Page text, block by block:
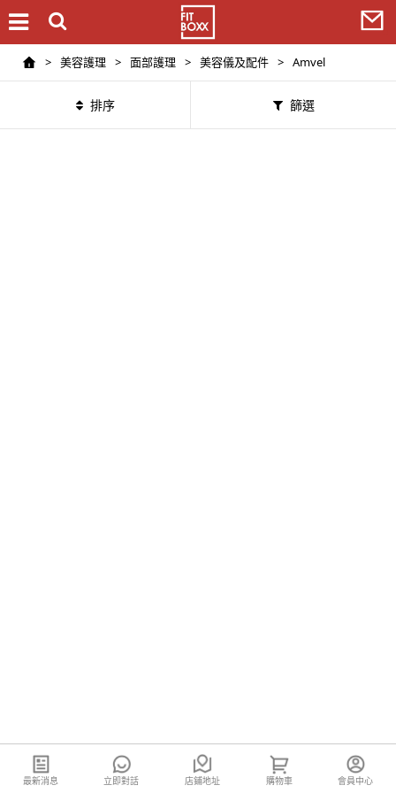
> 美容護理 > 面部護理 > 美容儀及配件 > Amvel
排序 篩選
最新消息 立即對話 店鋪地址 購物車 會員中心